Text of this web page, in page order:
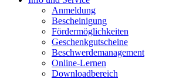
Anmeldung
Bescheinigung
Fördermöglichkeiten
Geschenkgutscheine
Beschwerdemanagement
Online-Lernen
Downloadbereich